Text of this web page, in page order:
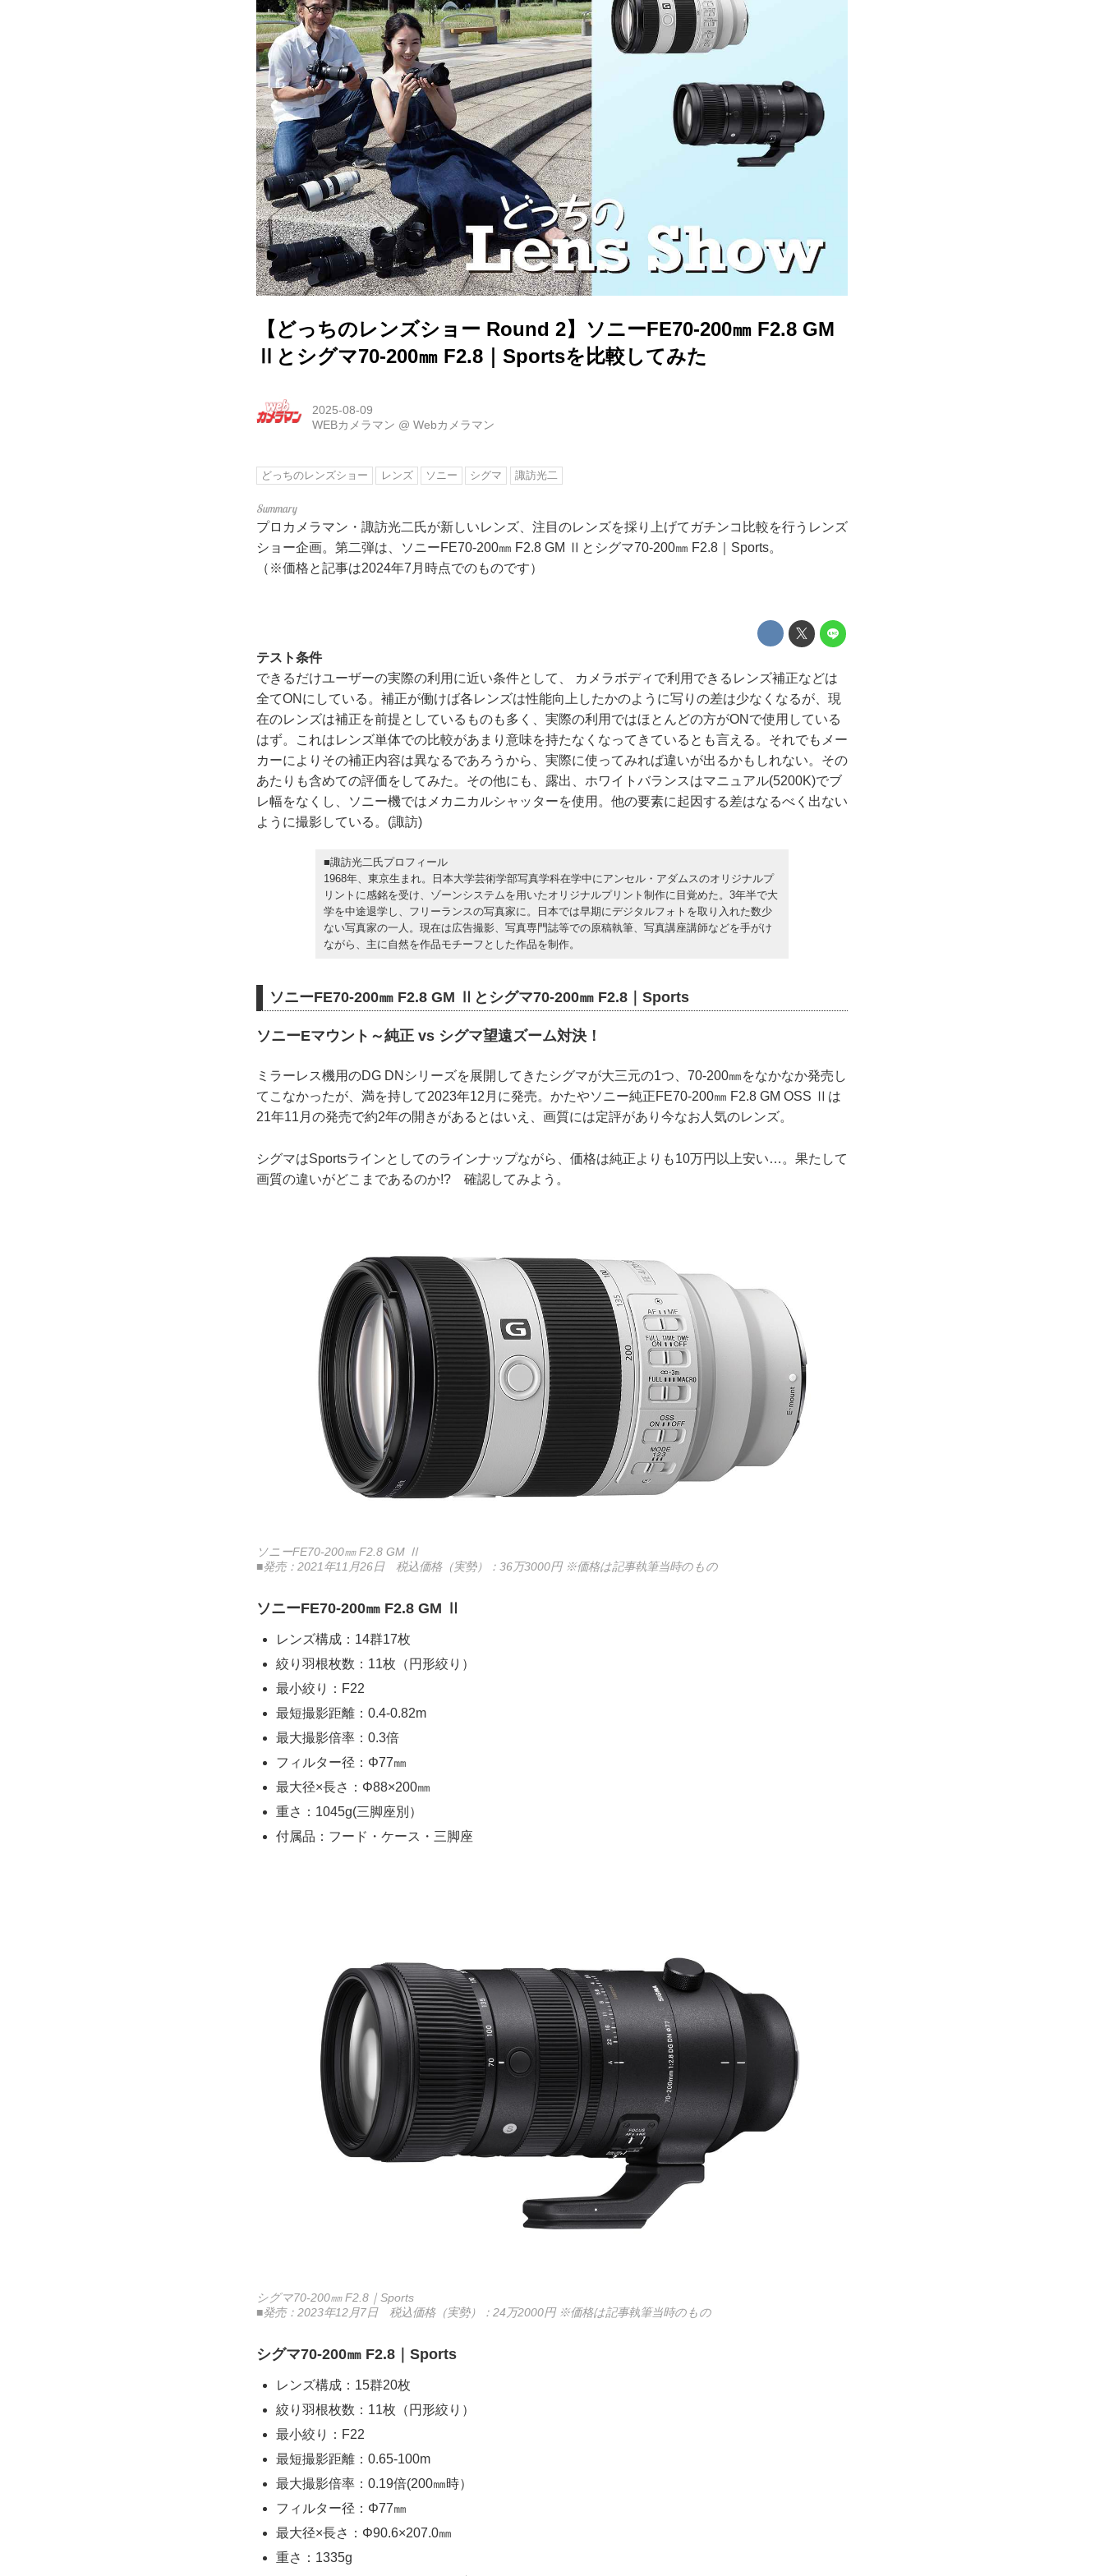
【どっちのレンズショー Round 2】ソニーFE70-200㎜ F2.8 GM
Ⅱとシグマ70-200㎜ F2.8｜Sportsを比較してみた
2025-08-09
WEBカメラマン @Webカメラマン
どっちのレンズショー レンズ ソニー シグマ 諏訪光二
プロカメラマン・諏訪光二氏が新しいレンズ、注目のレンズを採り上げてガチンコ比較を行うレンズ
ショー企画。第二弾は、ソニーFE70-200㎜ F2.8 GM Ⅱとシグマ70-200㎜ F2.8｜Sports。
（※価格と記事は2024年7月時点でのものです）
テスト条件
できるだけユーザーの実際の利用に近い条件として、 カメラボディで利用できるレンズ補正などは
全てONにしている。補正が働けば各レンズは性能向上したかのように写りの差は少なくなるが、現
在のレンズは補正を前提としているものも多く、実際の利用ではほとんどの方がONで使用している
はず。これはレンズ単体での比較があまり意味を持たなくなってきているとも言える。それでもメー
カーによりその補正内容は異なるであろうから、実際に使ってみれば違いが出るかもしれない。その
あたりも含めての評価をしてみた。その他にも、露出、ホワイトバランスはマニュアル(5200K)でブ
レ幅をなくし、ソニー機ではメカニカルシャッターを使用。他の要素に起因する差はなるべく出ない
ように撮影している。(諏訪)
■諏訪光二氏プロフィール
1968年、東京生まれ。日本大学芸術学部写真学科在学中にアンセル・アダムスのオリジナルプ
リントに感銘を受け、ゾーンシステムを用いたオリジナルプリント制作に目覚めた。3年半で大
学を中途退学し、フリーランスの写真家に。日本では早期にデジタルフォトを取り入れた数少
ない写真家の一人。現在は広告撮影、写真専門誌等での原稿執筆、写真講座講師などを手がけ
ながら、主に自然を作品モチーフとした作品を制作。
ソニーFE70-200㎜ F2.8 GM Ⅱとシグマ70-200㎜ F2.8｜Sports
ソニーEマウント～純正 vs シグマ望遠ズーム対決！
ミラーレス機用のDG DNシリーズを展開してきたシグマが大三元の1つ、70-200㎜をなかなか発売し
てこなかったが、満を持して2023年12月に発売。かたやソニー純正FE70-200㎜ F2.8 GM OSS Ⅱは
21年11月の発売で約2年の開きがあるとはいえ、画質には定評があり今なお人気のレンズ。
シグマはSportsラインとしてのラインナップながら、価格は純正よりも10万円以上安い…。果たして
画質の違いがどこまであるのか!? 確認してみよう。
ソニーFE70-200㎜ F2.8 GM Ⅱ
■発売：2021年11月26日 税込価格（実勢）：36万3000円 ※価格は記事執筆当時のもの
ソニーFE70-200㎜ F2.8 GM Ⅱ
レンズ構成：14群17枚
絞り羽根枚数：11枚（円形絞り）
最小絞り：F22
最短撮影距離：0.4-0.82m
最大撮影倍率：0.3倍
フィルター径：Φ77㎜
最大径×長さ：Φ88×200㎜
重さ：1045g(三脚座別）
付属品：フード・ケース・三脚座
シグマ70-200㎜ F2.8｜Sports
■発売：2023年12月7日 税込価格（実勢）：24万2000円 ※価格は記事執筆当時のもの
シグマ70-200㎜ F2.8｜Sports
レンズ構成：15群20枚
絞り羽根枚数：11枚（円形絞り）
最小絞り：F22
最短撮影距離：0.65-100m
最大撮影倍率：0.19倍(200㎜時）
フィルター径：Φ77㎜
最大径×長さ：Φ90.6×207.0㎜
重さ：1335g